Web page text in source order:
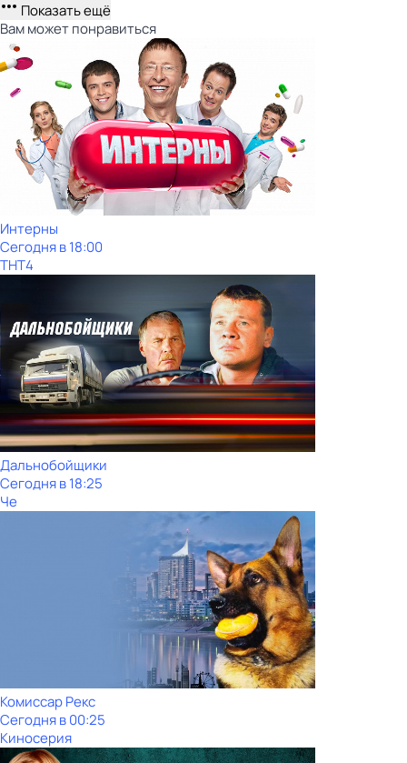
Показать ещё
Вам может понравиться
Интерны
Сегодня в 18:00
ТНТ4
Дальнобойщики
Сегодня в 18:25
Че
Комиссар Рекс
Сегодня в 00:25
Киносерия